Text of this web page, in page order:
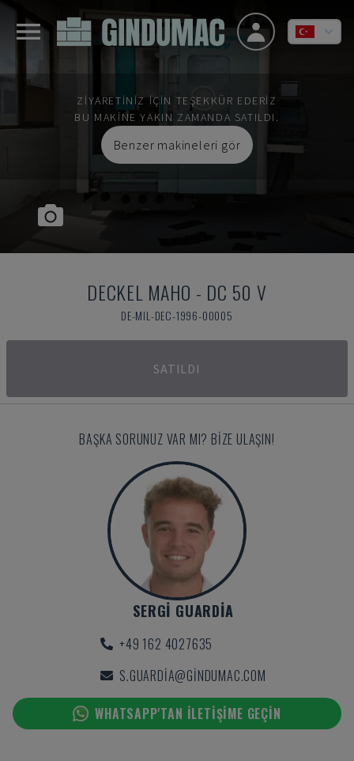
ZIYARETINIZ IÇIN TEŞEKKÜR EDERIZ
BU MAKINE YAKIN ZAMANDA SATILDI.
Benzer makineleri gör
DECKEL MAHO - DC 50 V
DE-MIL-DEC-1996-00005
SATILDI
BAŞKA SORUNUZ VAR MI? BIZE ULAŞIN!
SERGI GUARDIA
+49 162 4027635
S.GUARDIA@GINDUMAC.COM
WHATSAPP'TAN ILETIŞIME GEÇIN